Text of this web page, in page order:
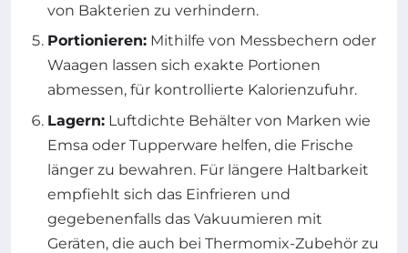
von Bakterien zu verhindern.
Portionieren: Mithilfe von Messbechern oder
Waagen lassen sich exakte Portionen
abmessen, für kontrollierte Kalorienzufuhr.
Lagern: Luftdichte Behälter von Marken wie
Emsa oder Tupperware helfen, die Frische
länger zu bewahren. Für längere Haltbarkeit
empfiehlt sich das Einfrieren und
gegebenenfalls das Vakuumieren mit
Geräten, die auch bei Thermomix-Zubehör zu